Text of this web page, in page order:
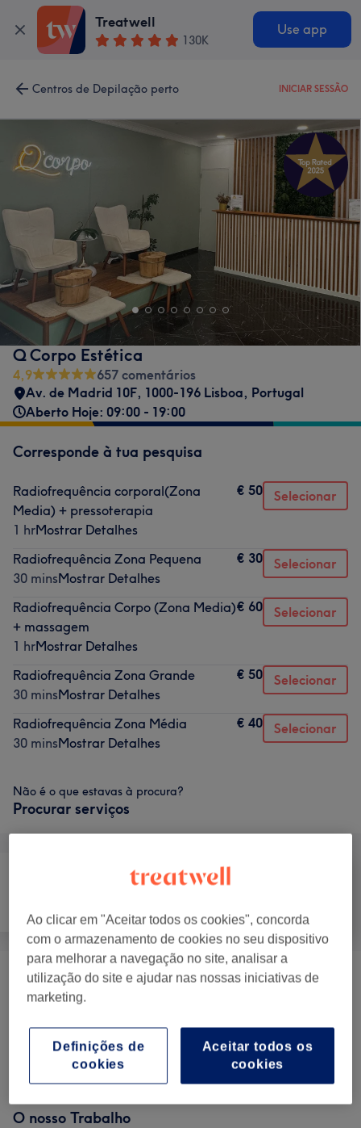
Treatwell
130K
Use app
Centros de Depilação perto INICIAR SESSÃO
Q Corpo Estética
4,9
657 comentários
Av. de Madrid 10F, 1000-196 Lisboa, Portugal
Aberto Hoje: 09:00 - 19:00
Corresponde à tua pesquisa
Radiofrequência corporal(Zona
Media) + pressoterapia
1 hrMostrar Detalhes
€ 50 Selecionar
Radiofrequência Zona Pequena
30 minsMostrar Detalhes
€ 30 Selecionar
Radiofrequência Corpo (Zona Media)
+ massagem
1 hrMostrar Detalhes
€ 60 Selecionar
Radiofrequência Zona Grande
30 minsMostrar Detalhes
€ 50 Selecionar
Radiofrequência Zona Média
30 minsMostrar Detalhes
€ 40 Selecionar
Não é o que estavas à procura?
Procurar serviços
Corporal
Tratamento E Terapias Corporais (10) desde € 30
Massagens Redutores E Reafirmantes (1)
Tratamentos Anticelulíticos E Redutores (1)
O nosso Trabalho
Ao clicar em "Aceitar todos os cookies", concorda
com o armazenamento de cookies no seu dispositivo
para melhorar a navegação no site, analisar a
utilização do site e ajudar nas nossas iniciativas de
marketing.
Aceitar todos os
cookies
Definições de
cookies